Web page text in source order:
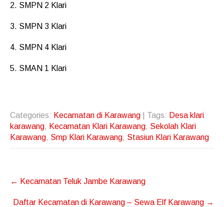
2. SMPN 2 Klari
3. SMPN 3 Klari
4. SMPN 4 Klari
5. SMAN 1 Klari
Categories: Kecamatan di Karawang | Tags: Desa klari
karawang, Kecamatan Klari Karawang, Sekolah Klari
Karawang, Smp Klari Karawang, Stasiun Klari Karawang
Post
navigation
← Kecamatan Teluk Jambe Karawang
Daftar Kecamatan di Karawang – Sewa Elf Karawang →